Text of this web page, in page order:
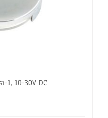
1, 10-30V DC